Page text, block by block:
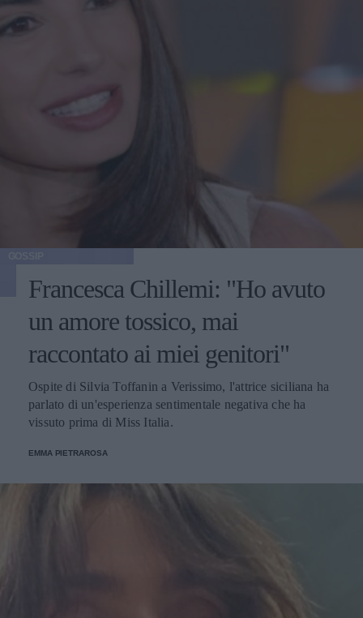
Francesca Chillemi: "Ho avuto
un amore tossico, mai
raccontato ai miei genitori"
Ospite di Silvia Toffanin a Verissimo, l'attrice siciliana ha
parlato di un'esperienza sentimentale negativa che ha
vissuto prima di Miss Italia.
EMMA PIETRAROSA